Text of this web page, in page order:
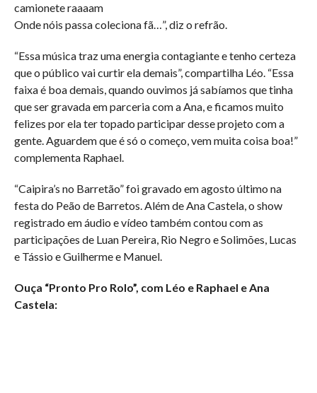
camionete raaaam
Onde nóis passa coleciona fã…”, diz o refrão.
“Essa música traz uma energia contagiante e tenho certeza
que o público vai curtir ela demais”, compartilha Léo. “Essa
faixa é boa demais, quando ouvimos já sabíamos que tinha
que ser gravada em parceria com a Ana, e ficamos muito
felizes por ela ter topado participar desse projeto com a
gente. Aguardem que é só o começo, vem muita coisa boa!”
complementa Raphael.
“Caipira’s no Barretão” foi gravado em agosto último na
festa do Peão de Barretos. Além de Ana Castela, o show
registrado em áudio e vídeo também contou com as
participações de Luan Pereira, Rio Negro e Solimões, Lucas
e Tássio e Guilherme e Manuel.
Ouça “Pronto Pro Rolo”, com Léo e Raphael e Ana
Castela: